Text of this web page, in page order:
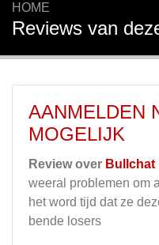
HOME
Reviews van
AANMELDEN
MOGELIJK
Review over Bullchat
weeral problemen om
het word tijd dat ze
bende losers